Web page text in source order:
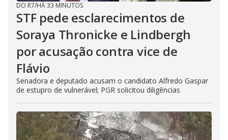
DO R7/HÁ 33 MINUTOS
STF pede esclarecimentos de
Soraya Thronicke e Lindbergh
por acusação contra vice de
Flávio
Senadora e deputado acusam o candidato Alfredo Gaspar
de estupro de vulnerável; PGR solicitou diligências